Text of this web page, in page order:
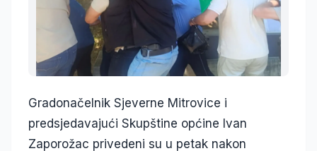
Gradonačelnik Sjeverne Mitrovice i
predsjedavajući Skupštine općine Ivan
Zaporožac privedeni su u petak nakon